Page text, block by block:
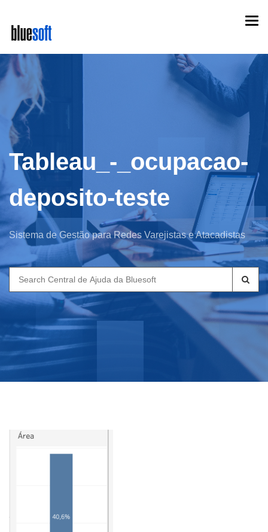
main
content
Tableau_-_ocupacao-
deposito-teste
Sistema de Gestão para Redes Varejistas e Atacadistas
Search
for: